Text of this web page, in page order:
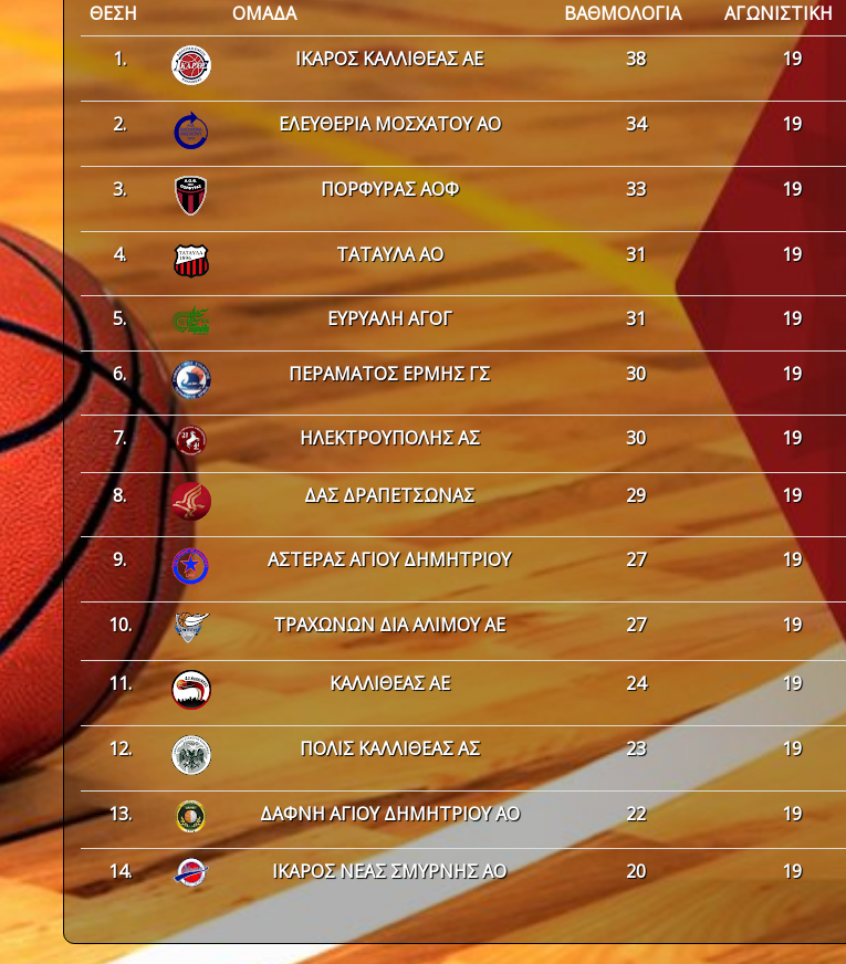
ΘΕΣΗ ΟΜΑΔΑ ΒΑΘΜΟΛΟΓΙΑ ΑΓΩΝΙΣΤΙΚΗ
1.
ΙΚΑΡΟΣ ΚΑΛΛΙΘΕΑΣ ΑΕ 38 19
2. ΕΛΕΥΘΕΡΙΑ ΜΟΣΧΑΤΟΥ ΑΟ 34 19
3. ΠΟΡΦΥΡΑΣ ΑΟΦ 33 19
4. ΤΑΤΑΥΛΑ ΑΟ 31 19
5. ΕΥΡΥΑΛΗ ΑΓΟΓ 31 19
6. ΠΕΡΑΜΑΤΟΣ ΕΡΜΗΣ ΓΣ 30 19
7. ΗΛΕΚΤΡΟΥΠΟΛΗΣ ΑΣ 30 19
8. ΔΑΣ ΔΡΑΠΕΤΣΩΝΑΣ 29 19
9. ΑΣΤΕΡΑΣ ΑΓΙΟΥ ΔΗΜΗΤΡΙΟΥ 27 19
10. ΤΡΑΧΩΝΩΝ ΔΙΑ ΑΛΙΜΟΥ ΑΕ 27 19
11. ΚΑΛΛΙΘΕΑΣ ΑΕ 24 19
12. ΠΟΛΙΣ ΚΑΛΛΙΘΕΑΣ ΑΣ 23 19
13. ΔΑΦΝΗ ΑΓΙΟΥ ΔΗΜΗΤΡΙΟΥ ΑΟ 22 19
14. ΙΚΑΡΟΣ ΝΕΑΣ ΣΜΥΡΝΗΣ ΑΟ 20 19